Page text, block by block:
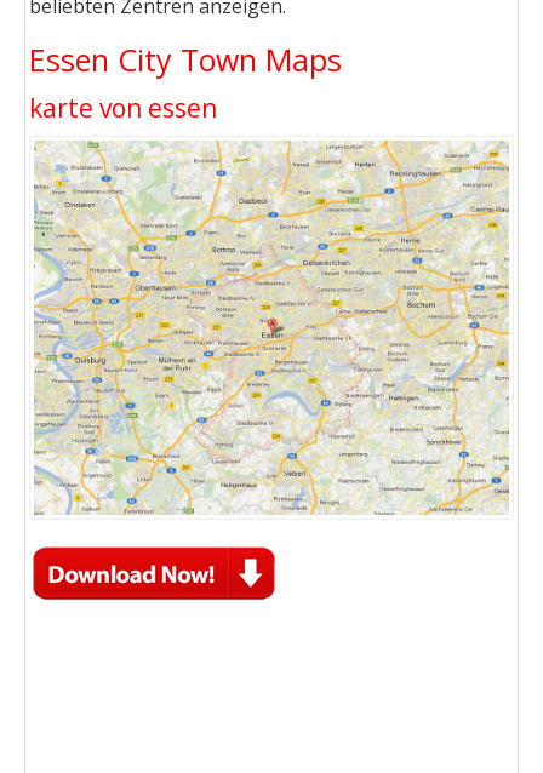
beliebten Zentren anzeigen.
Essen City Town Maps
karte von essen